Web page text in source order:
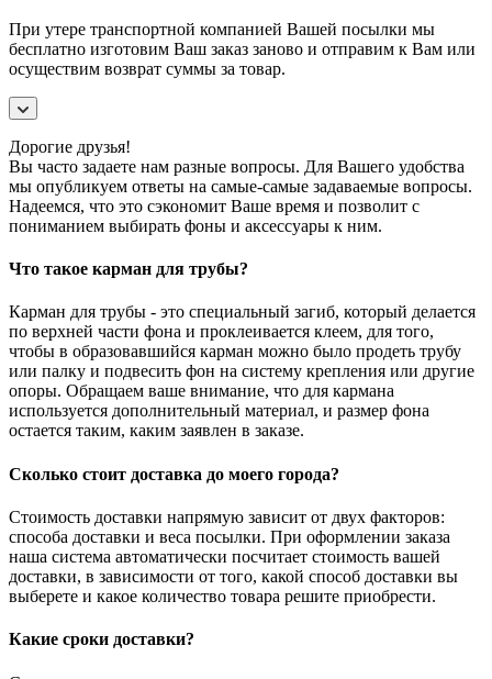
При утере транспортной компанией Вашей посылки мы
бесплатно изготовим Ваш заказ заново и отправим к Вам или
осуществим возврат суммы за товар.
Дорогие друзья!
Вы часто задаете нам разные вопросы. Для Вашего удобства
мы опубликуем ответы на самые-самые задаваемые вопросы.
Надеемся, что это сэкономит Ваше время и позволит с
пониманием выбирать фоны и аксессуары к ним.
Что такое карман для трубы?
Карман для трубы - это специальный загиб, который делается
по верхней части фона и проклеивается клеем, для того,
чтобы в образовавшийся карман можно было продеть трубу
или палку и подвесить фон на систему крепления или другие
опоры. Обращаем ваше внимание, что для кармана
используется дополнительный материал, и размер фона
остается таким, каким заявлен в заказе.
Сколько стоит доставка до моего города?
Стоимость доставки напрямую зависит от двух факторов:
способа доставки и веса посылки. При оформлении заказа
наша система автоматически посчитает стоимость вашей
доставки, в зависимости от того, какой способ доставки вы
выберете и какое количество товара решите приобрести.
Какие сроки доставки?